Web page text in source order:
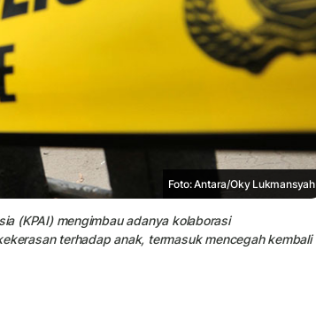
Foto: Antara/Oky Lukmansyah
(KPAI) mengimbau adanya kolaborasi
terhadap anak, termasuk mencegah kembali